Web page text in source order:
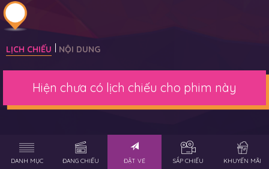
LỊCH CHIẾU NỘI DUNG
Hiện chưa có lịch chiếu cho phim này
DANH MỤC ĐANG CHIẾU ĐẶT VÉ SẮP CHIẾU KHUYẾN MÃI